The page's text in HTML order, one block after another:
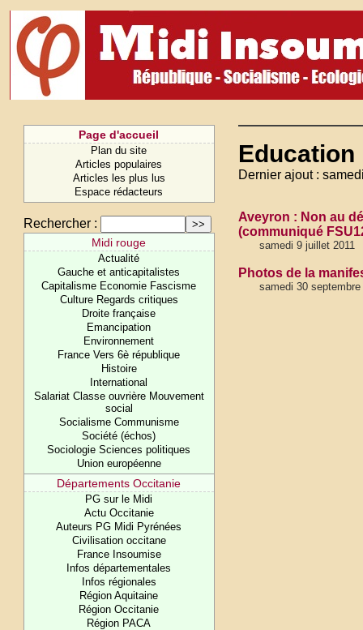
Page d'accueil
Plan du site
Articles populaires
Articles les plus lus
Espace rédacteurs
Rechercher :
Midi rouge
Actualité
Gauche et anticapitalistes
Capitalisme Economie Fascisme
Culture Regards critiques
Droite française
Emancipation
Environnement
France Vers 6è république
Histoire
International
Salariat Classe ouvrière Mouvement
social
Socialisme Communisme
Société (échos)
Sociologie Sciences politiques
Union européenne
Départements Occitanie
PG sur le Midi
Actu Occitanie
Auteurs PG Midi Pyrénées
Civilisation occitane
France Insoumise
Infos départementales
Infos régionales
Région Aquitaine
Région Occitanie
Région PACA
Education
Dernier ajout :
Aveyron : Non au
(communiqué
samedi 9 juillet 2011
Photos de la
samedi 30